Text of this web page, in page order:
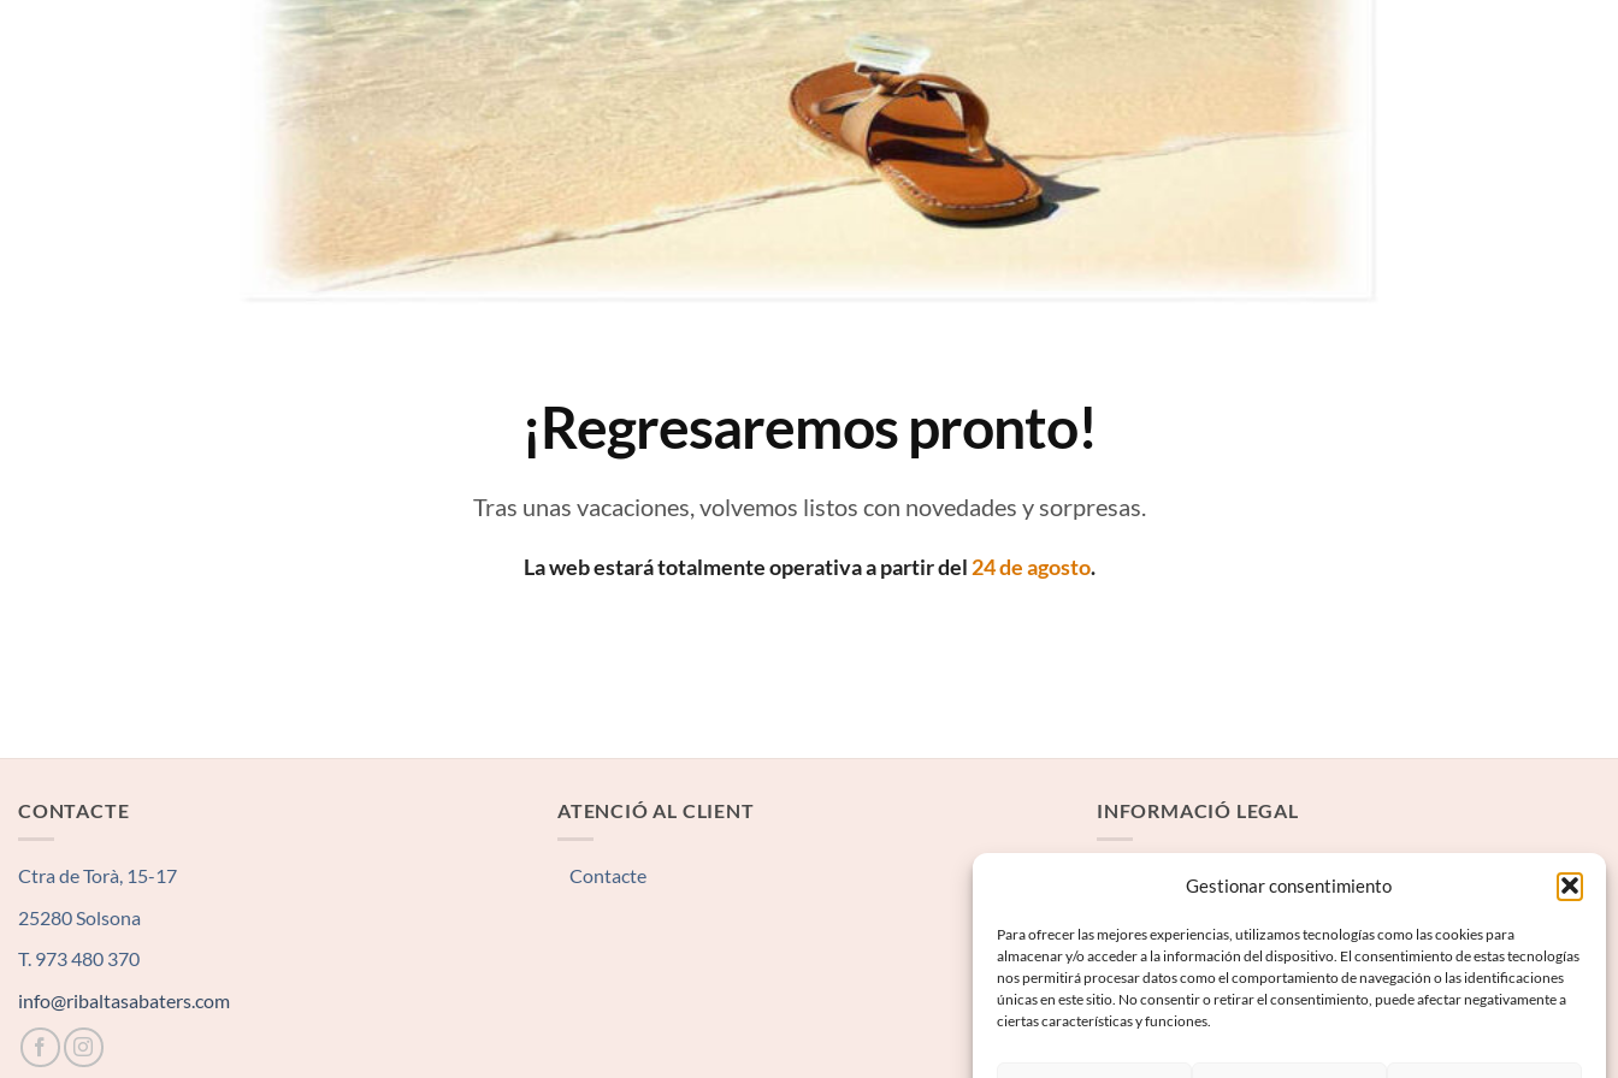
Gestionar consentimiento
Para ofrecer las mejores experiencias, utilizamos tecnologías como las cookies para
almacenar y/o acceder a la información del dispositivo. El consentimiento de estas tecnologías
nos permitirá procesar datos como el comportamiento de navegación o las identificaciones
únicas en este sitio. No consentir o retirar el consentimiento, puede afectar negativamente a
ciertas características y funciones.
¡Regresaremos pronto!
Tras unas vacaciones, volvemos listos con novedades y sorpresas.
La web estará totalmente operativa a partir del 24 de agosto.
CONTACTE
Ctra de Torà, 15-17
25280 Solsona
T. 973 480 370
info@ribaltasabaters.com
ATENCIÓ AL CLIENT
Contacte
INFORMACIÓ LEGAL
Avís Legal
Política de privadesa
Política de galetes